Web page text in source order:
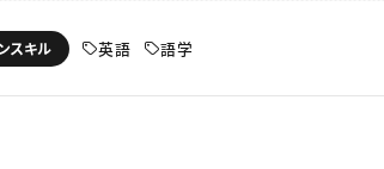
スキル 英語 語学